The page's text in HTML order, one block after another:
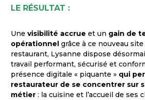
LE RÉSULTAT :
Unevisibilité accrue et un gain de
opérationnel grâce à ce nouveau
restaurant, Lysanne dispose
travail performant, sécurisé et
présence digitale « piquante » qui
restaurateur de se concentrer sur
métier : la cuisine et l’accueil de ses